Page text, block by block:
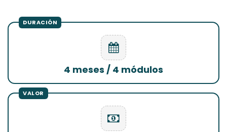
4 meses / 4 módulos